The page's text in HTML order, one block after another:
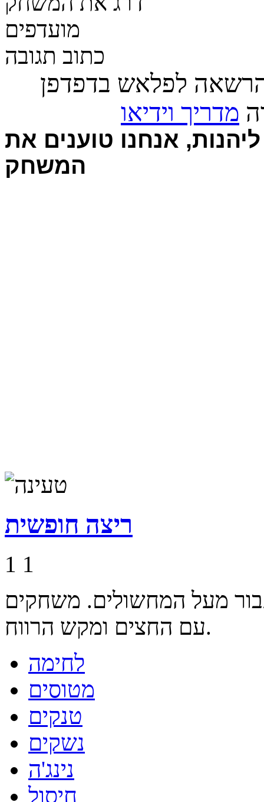
מועדפים
כתוב תגובה
לפלאש בדפדפן
מדריך וידיאו
אנחנו טוענים את
המשחק
ריצה חופשית
1 1
מעל המחשולים. משחקים
עם החצים ומקש הרווח.
לחימה
מטוסים
טנקים
נשקים
נינג'ה
חיסול